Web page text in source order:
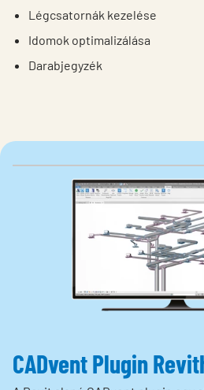
Légcsatornák kezelése
Idomok optimalizálása
Darabjegyzék
CADvent Plugin